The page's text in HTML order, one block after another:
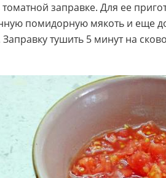
заправке. Для ее
помидорную мякоть и еще
тушить 5 минут на